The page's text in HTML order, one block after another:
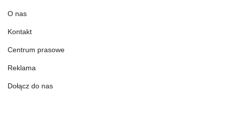
O nas
Kontakt
Centrum prasowe
Reklama
Dołącz do nas